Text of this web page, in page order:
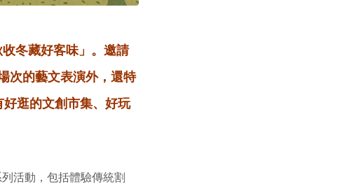
冬藏好客味」。邀請
次的藝文表演外，還特
逛的文創市集、好玩
活動，包括體驗傳統割